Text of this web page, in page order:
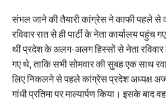
संभल जाने की तैयारी कांग्रेस ने काफी पहले
रविवार रात से ही पार्टी के नेता कार्यालय पहुंच
थीं प्रदेश के अलग-अलग हिस्सों से नेता
गए थे, ताकि सभी सोमवार की सुबह एक साथ
लिए निकलने से पहले कांग्रेस प्रदेश अध्यक्ष अजय
गांधी प्रतिमा पर माल्यार्पण किया। इसके